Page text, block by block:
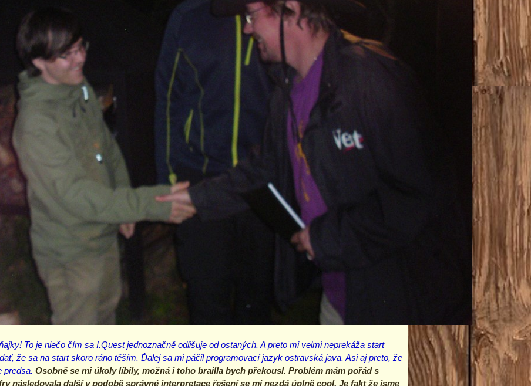
To je niečo čím sa I.Quest jednoznačně odlišuje od ostaných. A preto mi velmi neprekáža start
že sa na start skoro ráno těším. Ďalej sa mi páčil programovací jazyk ostravská java. Asi aj preto, že
predsa. Osobně se mi úkoly líbily, možná i toho brailla bych překousl. Problém mám pořád s
následovala další v podobě správné interpretace řešení se mi nezdá úplně cool. Je fakt že jsme